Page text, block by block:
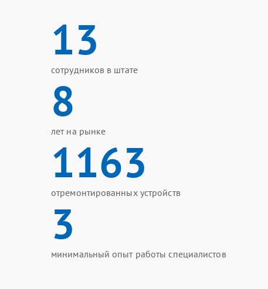
13
сотрудников в штате
8
лет на рынке
1163
отремонтированных устройств
3
минимальный опыт работы специалистов